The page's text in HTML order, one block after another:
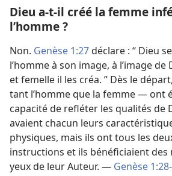
Dieu a-​t-​il créé la femme
l’homme ?
Non. Genèse 1:27déclare : “ Dieu
l’homme à son image, à l’image de
et femelle il les créa. ” Dès le
tant l’homme que la femme — ont
capacité de refléter les qualités de
avaient chacun leurs
physiques, mais ils ont tous les
instructions et ils bénéficiaient des
yeux de leur Auteur. — Genèse